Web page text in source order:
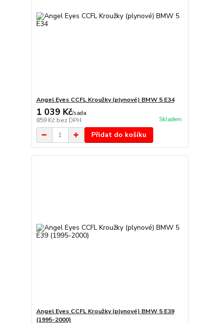
Angel Eyes CCFL Kroužky (plynové) BMW 5 E34
1 039 Kč/sada
859 Kč bez DPH Skladem
Přidat do košíku
Angel Eyes CCFL Kroužky (plynové) BMW 5 E39
(1995-2000)